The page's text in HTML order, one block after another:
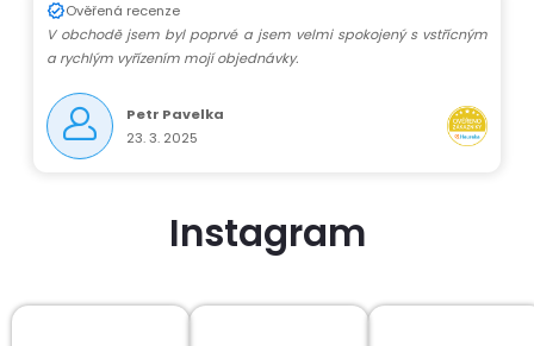
Ověřená recenze
V obchodě jsem byl poprvé a jsem velmi spokojený s vstřícným
a rychlým vyřízením mojí objednávky.
Petr Pavelka
23. 3. 2025
Instagram